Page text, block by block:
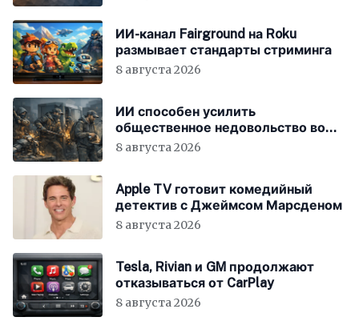
ИИ-канал Fairground на Roku
размывает стандарты стриминга
8 августа 2026
ИИ способен усилить
общественное недовольство во
всём мире
8 августа 2026
Apple TV готовит комедийный
детектив с Джеймсом Марсденом
8 августа 2026
Tesla, Rivian и GM продолжают
отказываться от CarPlay
8 августа 2026